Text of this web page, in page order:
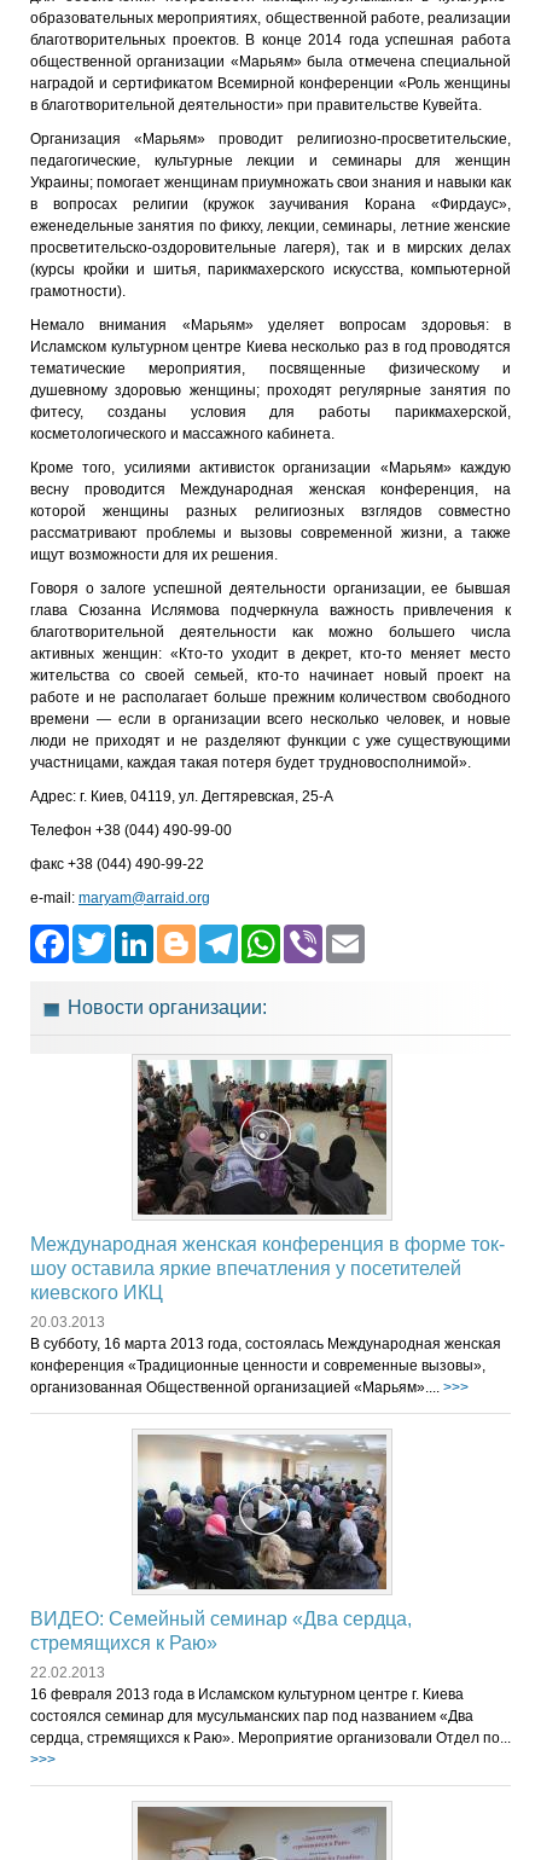
образовательных мероприятиях, общественной работе, реализации
благотворительных проектов. В конце 2014 года успешная работа
общественной организации «Марьям» была отмечена специальной
наградой и сертификатом Всемирной конференции «Роль женщины
в благотворительной деятельности» при правительстве Кувейта.
Организация «Марьям» проводит религиозно-просветительские,
педагогические, культурные лекции и семинары для женщин
Украины; помогает женщинам приумножать свои знания и навыки как
в вопросах религии (кружок заучивания Корана «Фирдаус»,
еженедельные занятия по фикху, лекции, семинары, летние женские
просветительско-оздоровительные лагеря), так и в мирских делах
(курсы кройки и шитья, парикмахерского искусства, компьютерной
грамотности).
Немало внимания «Марьям» уделяет вопросам здоровья: в
Исламском культурном центре Киева несколько раз в год проводятся
тематические мероприятия, посвященные физическому и
душевному здоровью женщины; проходят регулярные занятия по
фитесу, созданы условия для работы парикмахерской,
косметологического и массажного кабинета.
Кроме того, усилиями активисток организации «Марьям» каждую
весну проводится Международная женская конференция, на
которой женщины разных религиозных взглядов совместно
рассматривают проблемы и вызовы современной жизни, а также
ищут возможности для их решения.
Говоря о залоге успешной деятельности организации, ее бывшая
глава Сюзанна Ислямова подчеркнула важность привлечения к
благотворительной деятельности как можно большего числа
активных женщин: «Кто-то уходит в декрет, кто-то меняет место
жительства со своей семьей, кто-то начинает новый проект на
работе и не располагает больше прежним количеством свободного
времени — если в организации всего несколько человек, и новые
люди не приходят и не разделяют функции с уже существующими
участницами, каждая такая потеря будет трудновосполнимой».
Адрес: г. Киев, 04119, ул. Дегтяревская, 25-А
Телефон +38 (044) 490-99-00
факс +38 (044) 490-99-22
e-mail: maryam@arraid.org
Facebook
Twitter
LinkedIn
Blogger
Telegram
WhatsApp
Viber
Новости организации:
Международная женская конференция в форме ток-
шоу оставила яркие впечатления у посетителей
киевского ИКЦ
20.03.2013
В субботу, 16 марта 2013 года, состоялась Международная женская
конференция «Традиционные ценности и современные вызовы»,
организованная Общественной организацией «Марьям».... >>>
ВИДЕО: Семейный семинар «Два сердца,
стремящихся к Раю»
22.02.2013
16 февраля 2013 года в Исламском культурном центре г. Киева
состоялся семинар для мусульманских пар под названием «Два
сердца, стремящихся к Раю». Мероприятие организовали Отдел по...
>>>